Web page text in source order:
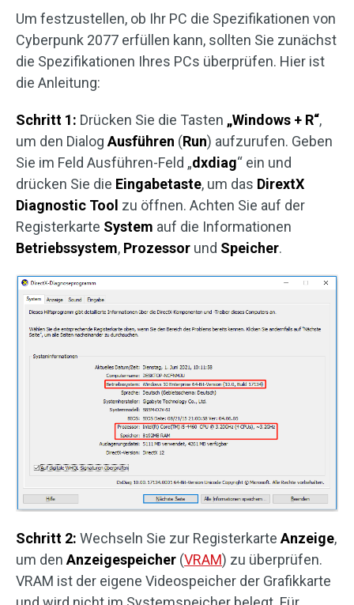
Um festzustellen, ob Ihr PC die Spezifikationen von
Cyberpunk 2077 erfüllen kann, sollten Sie zunächst
die Spezifikationen Ihres PCs überprüfen. Hier ist
die Anleitung:
Schritt 1: Drücken Sie die Tasten „Windows + R“,
um den Dialog Ausführen (Run) aufzurufen. Geben
Sie im Feld Ausführen-Feld „dxdiag“ ein und
drücken Sie die Eingabetaste, um das DirextX
Diagnostic Tool zu öffnen. Achten Sie auf der
Registerkarte System auf die Informationen
Betriebssystem, Prozessor und Speicher.
Schritt 2: Wechseln Sie zur RegisterkarteAnzeige,
um denAnzeigespeicher (VRAM) zu überprüfen.
VRAM ist der eigene Videospeicher der Grafikkarte